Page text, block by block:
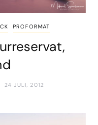
PROFORMAT
24 JULI, 2012